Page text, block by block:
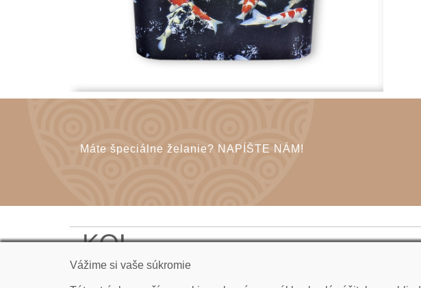
Máte špeciálne želanie? NAPÍŠTE NÁM!
Kudlákova 7, ​841 01 Bratislava
Vážime si vaše súkromie